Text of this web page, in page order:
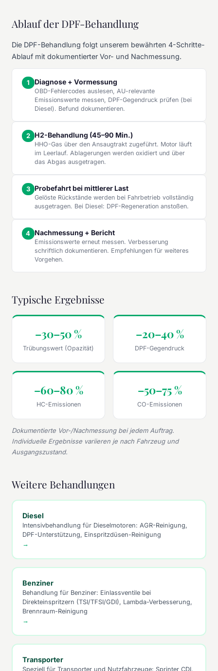
Ablauf der DPF-Behandlung
Die DPF-Behandlung folgt unserem bewährten 4-Schritte-
Ablauf mit dokumentierter Vor- und Nachmessung.
Diagnose + Vormessung
OBD-Fehlercodes auslesen, AU-relevante
Emissionswerte messen, DPF-Gegendruck prüfen (bei
Diesel). Befund dokumentieren.
H2-Behandlung (45–90 Min.)
HHO-Gas über den Ansaugtrakt zugeführt. Motor läuft
im Leerlauf. Ablagerungen werden oxidiert und über
das Abgas ausgetragen.
Probefahrt bei mittlerer Last
Gelöste Rückstände werden bei Fahrbetrieb vollständig
ausgetragen. Bei Diesel: DPF-Regeneration anstoßen.
Nachmessung + Bericht
Emissionswerte erneut messen. Verbesserung
schriftlich dokumentieren. Empfehlungen für weiteres
Vorgehen.
Typische Ergebnisse
–30–50 %
Trübungswert (Opazität)
–20–40 %
DPF-Gegendruck
–60–80 %
HC-Emissionen
–50–75 %
CO-Emissionen
Dokumentierte Vor-/Nachmessung bei jedem Auftrag.
Individuelle Ergebnisse variieren je nach Fahrzeug und
Ausgangszustand.
Weitere Behandlungen
Diesel
Intensivbehandlung für Dieselmotoren: AGR-Reinigung,
DPF-Unterstützung, Einspritzdüsen-Reinigung
→
Benziner
Behandlung für Benziner: Einlassventile bei
Direkteinspritzern (TSI/TFSI/GDI), Lambda-Verbesserung,
Brennraum-Reinigung
→
Transporter
Speziell für Transporter und Nutzfahrzeuge: Sprinter CDI,